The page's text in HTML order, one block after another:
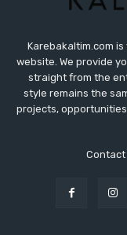
Karebakaltim.com
website. We provide
straight from the
style remains the
projects,
Contact